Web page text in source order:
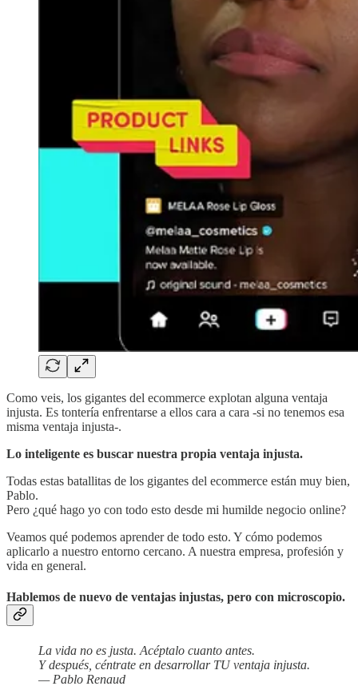
Como veis, los gigantes del ecommerce explotan alguna ventaja
injusta. Es tontería enfrentarse a ellos cara a cara -si no tenemos esa
misma ventaja injusta-.
Lo inteligente es buscar nuestra propia ventaja injusta.
Todas estas batallitas de los gigantes del ecommerce están muy bien,
Pablo.
Pero ¿qué hago yo con todo esto desde mi humilde negocio online?
Veamos qué podemos aprender de todo esto. Y cómo podemos
aplicarlo a nuestro entorno cercano. A nuestra empresa, profesión y
vida en general.
Hablemos de nuevo de ventajas injustas, pero con microscopio.
La vida no es justa. Acéptalo cuanto antes.
Y después, céntrate en desarrollar TU ventaja injusta.
— Pablo Renaud